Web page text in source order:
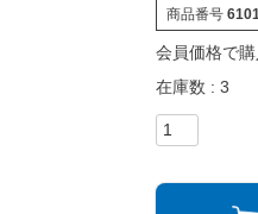
商品番号
会員価格で
在庫数
3